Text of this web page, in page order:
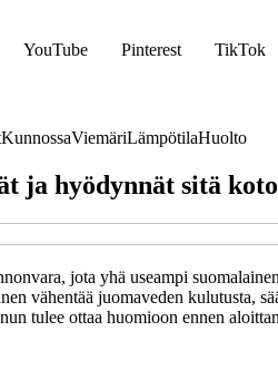
YouTube Pinterest TikTok
KunnossaViemäriLämpötilaHuolto
ja hyödynnät sitä
jota yhä useampi
vähentää juomaveden kulutusta,
tulee ottaa huomioon ennen